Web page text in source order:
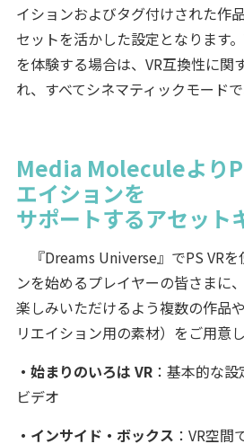
イションおよびタグ付けされた作
セットを活かした設定となります
を体験する場合は、VR互換性に関
れ、すべてシネマティックモードで
Media Moleculeより
エイションを
サポートするアセット
『Dreams Universe』でPS VRを
ンを始めるプレイヤーの皆さまに
楽しみいただけるよう複数の作品
リエイション用の素材）をご用意
・始まりのいろは VR：基本的な
ビデオ
・インサイド・ボックス ：VR空